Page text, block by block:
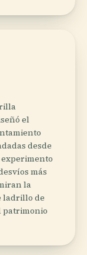
el
desde
más
la
ladrillo de
patrimonio